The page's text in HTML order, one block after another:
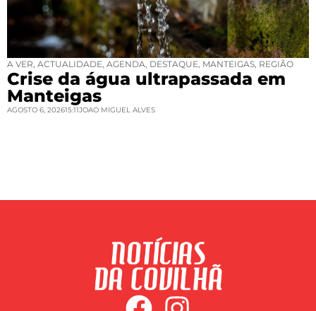
A VER ACTUALIDADE AGENDA DESTAQUE MANTEIGAS REGIÃO
Crise da água ultrapassada em
Manteigas
AGOSTO 6, 202615:11JOAO MIGUEL ALVES